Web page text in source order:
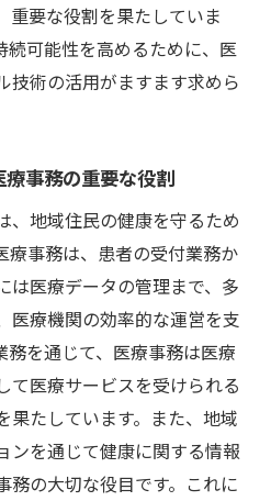
重要な役割を果たしていま
続可能性を高めるために、医
技術の活用がますます求めら
事務の重要な役割
、地域住民の健康を守るため
療事務は、患者の受付業務か
は医療データの管理まで、多
医療機関の効率的な運営を支
務を通じて、医療事務は医療
て医療サービスを受けられる
果たしています。また、地域
ンを通じて健康に関する情報
務の大切な役目です。これに